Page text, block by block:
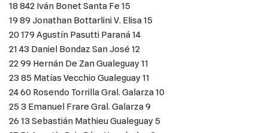
18 842 Iván Bonet Santa Fe 15
19 89 Jonathan Bottarlini V. Elisa 15
20 179 Agustín Pasutti Paraná 14
21 43 Daniel Bondaz San José 12
22 99 Hernán De Zan Gualeguay 11
23 85 Matías Vecchio Gualeguay 11
24 60 Rosendo Torrilla Gral. Galarza 10
25 3 Emanuel Frare Gral. Galarza 9
26 13 Sebastián Mathieu Gualeguay 5